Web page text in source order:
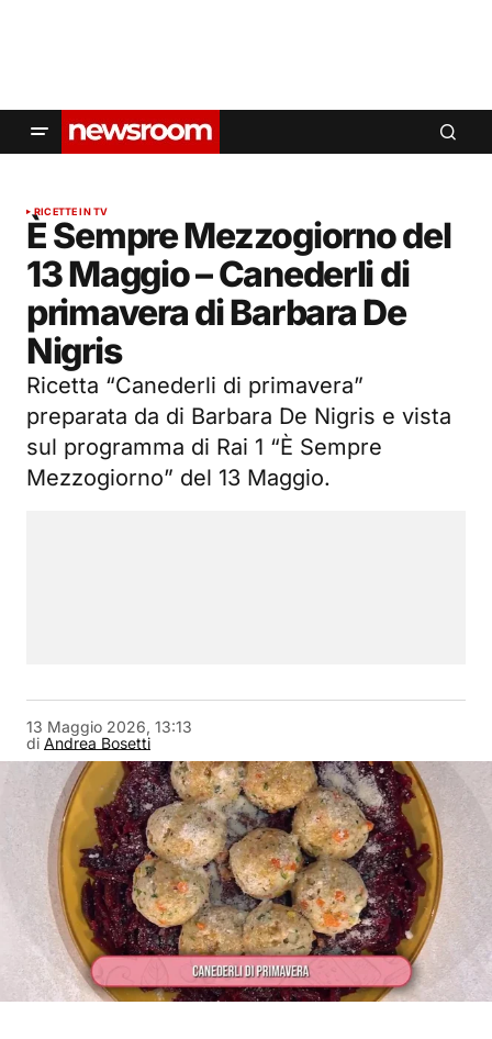
RICETTE IN TV
È Sempre Mezzogiorno del
13 Maggio – Canederli di
primavera di Barbara De
Nigris
Ricetta “Canederli di primavera”
preparata da di Barbara De Nigris e vista
sul programma di Rai 1 “È Sempre
Mezzogiorno” del 13 Maggio.
di Andrea Bosetti
13 Maggio 2026, 13:13